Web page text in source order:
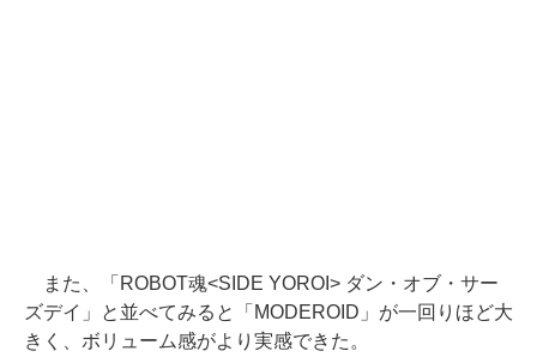
また、「ROBOT魂<SIDE YOROI> ダン・オブ・サー
ズデイ」と並べてみると「MODEROID」が一回りほど大
きく、ボリューム感がより実感できた。